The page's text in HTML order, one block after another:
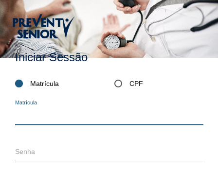
Iniciar Sessão
Matrícula CPF
Matrícula
Senha